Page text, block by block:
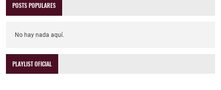
POSTS POPULARES
No hay nada aquí.
PLAYLIST OFICIAL